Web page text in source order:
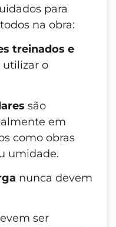
para
na obra:
treinados e
o
são
em
como obras
umidade.
nunca devem
ser